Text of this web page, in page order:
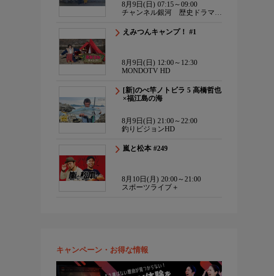
8月9日(日) 07:15～09:00
チャンネル銀河 歴史ドラマ・
えみつんキャンプ！ #1
8月9日(日) 12:00～12:30
MONDOTV HD
[新]のべ竿ノトビラ 5 高橋哲也
×福江島の海
8月9日(日) 21:00～22:00
釣りビジョンHD
嵐と松本 #249
8月10日(月) 20:00～21:00
スポーツライブ＋
キャンペーン・お得な情報